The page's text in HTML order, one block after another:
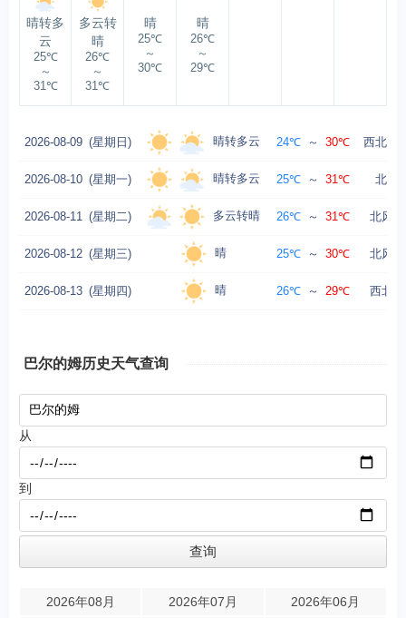
晴转多
云
25℃
～
31℃
多云转
晴
26℃
～
31℃
晴
25℃
～
30℃
晴
26℃
～
29℃
2026-08-09 (星期日) 晴转多云 24℃ ～ 30℃ 西北风
2026-08-10 (星期一) 晴转多云 25℃ ～ 31℃ 北风
2026-08-11 (星期二) 多云转晴 26℃ ～ 31℃ 北风
2026-08-12 (星期三) 晴 25℃ ～ 30℃ 北风
2026-08-13 (星期四) 晴 26℃ ～ 29℃ 西北
巴尔的姆历史天气查询
从
到
2026年08月 2026年07月
2026年06月